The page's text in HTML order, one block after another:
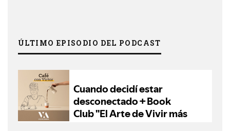
ÚLTIMO EPISODIO DEL PODCAST